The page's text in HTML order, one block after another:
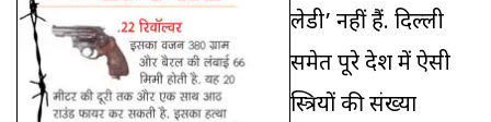
लेडी’ नहीं हैं. दिल्ली
समेत पूरे देश में ऐसी
स्त्रियों की संख्या